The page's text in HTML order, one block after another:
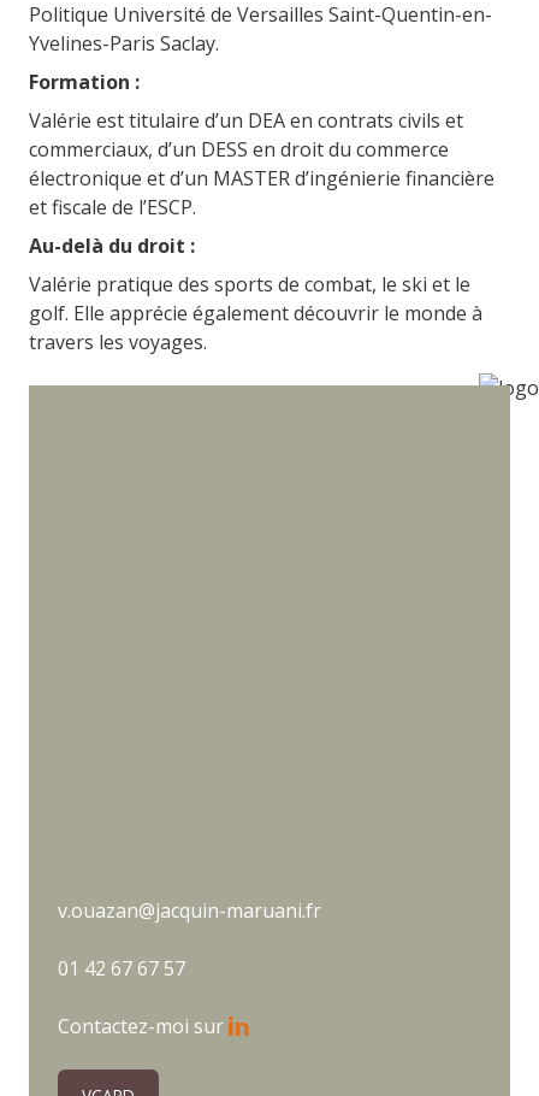
v.ouazan@jacquin-maruani.fr
01 42 67 67 57
Contactez-moi sur
Politique Université de Versailles Saint-Quentin-en-
Yvelines-Paris Saclay.
Formation :
Valérie est titulaire d’un DEA en contrats civils et
commerciaux, d’un DESS en droit du commerce
électronique et d’un MASTER d’ingénierie financière
et fiscale de l’ESCP.
Au-delà du droit :
Valérie pratique des sports de combat, le ski et le
golf. Elle apprécie également découvrir le monde à
travers les voyages.